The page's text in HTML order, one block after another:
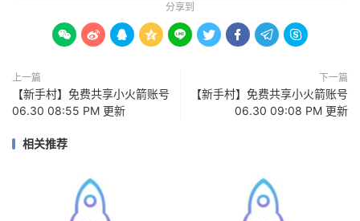
分享到
        
上一篇
【新手村】免费共享小火箭账号
06.30 08:55 PM 更新
下一篇
【新手村】免费共享小火箭账号
06.30 09:08 PM 更新
相关推荐